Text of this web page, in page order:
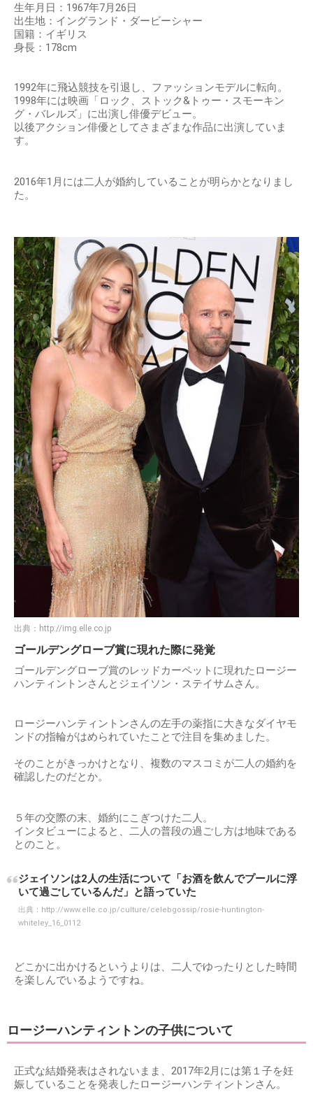
生年月日：1967年7月26日
出生地：イングランド・ダービーシャー
国籍：イギリス
身長：178cm
1992年に飛込競技を引退し、ファッションモデルに転向。
1998年には映画「ロック、ストック&トゥー・スモーキン
グ・バレルズ」に出演し俳優デビュー。
以後アクション俳優としてさまざまな作品に出演していま
す。
2016年1月には二人が婚約していることが明らかとなりまし
た。
出典： http://img.elle.co.jp
ゴールデングローブ賞に現れた際に発覚
ゴールデングローブ賞のレッドカーペットに現れたロージー
ハンティントンさんとジェイソン・ステイサムさん。
ロージーハンティントンさんの左手の薬指に大きなダイヤモ
ンドの指輪がはめられていたことで注目を集めました。
そのことがきっかけとなり、複数のマスコミが二人の婚約を
確認したのだとか。
５年の交際の末、婚約にこぎつけた二人。
インタビューによると、二人の普段の過ごし方は地味である
とのこと。
ジェイソンは2人の生活について「お酒を飲んでプールに浮
いて過ごしているんだ」と語っていた
出典： http://www.elle.co.jp/culture/celebgossip/rosie-huntington-
whiteley_16_0112
どこかに出かけるというよりは、二人でゆったりとした時間
を楽しんでいるようですね。
ロージーハンティントンの子供について
正式な結婚発表はされないまま、2017年2月には第１子を妊
娠していることを発表したロージーハンティントンさん。